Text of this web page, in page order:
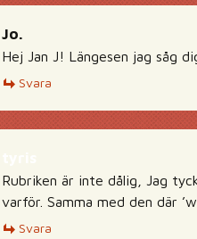
Jo.
Hej Jan J! Längesen jag såg
Svara
Rubriken är inte dålig, Jag
varför. Samma med den där
Svara